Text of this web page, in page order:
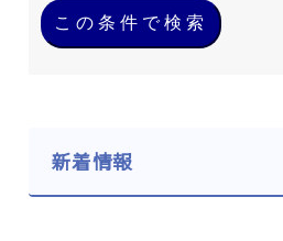
この条件で検索
新着情報